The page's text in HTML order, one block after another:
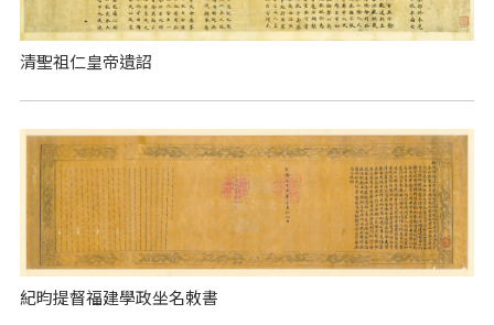
清聖祖仁皇帝遺詔
紀昀提督福建學政坐名敕書